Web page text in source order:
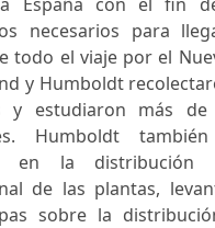
necesarios para
todo el viaje por el
y Humboldt
y estudiaron más
Humboldt
en la distribución
de las plantas,
sobre la